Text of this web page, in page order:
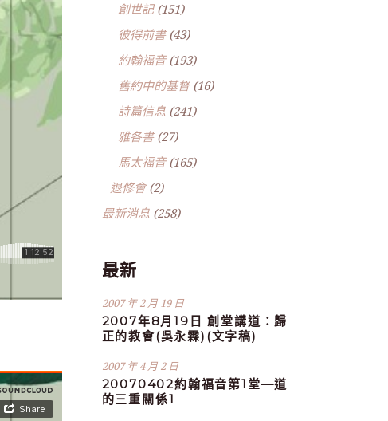
創世記(151)
彼得前書(43)
約翰福音(193)
舊約中的基督(16)
詩篇信息(241)
雅各書(27)
馬太福音(165)
退修會(2)
最新消息(258)
最新
2007 年 2 月 19 日
2007年8月19日 創堂講道：歸
正的教會(吳永霖)(文字稿)
2007 年 4 月 2 日
20070402約翰福音第1堂—道
的三重關係1